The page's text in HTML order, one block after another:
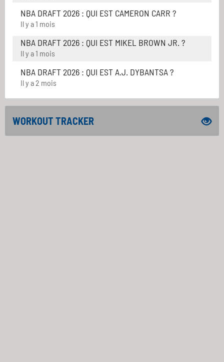
NBA DRAFT 2026 : QUI EST CAMERON CARR ?
Il y a 1 mois
NBA DRAFT 2026 : QUI EST MIKEL BROWN JR. ?
Il y a 1 mois
NBA DRAFT 2026 : QUI EST A.J. DYBANTSA ?
Il y a 2 mois
WORKOUT TRACKER